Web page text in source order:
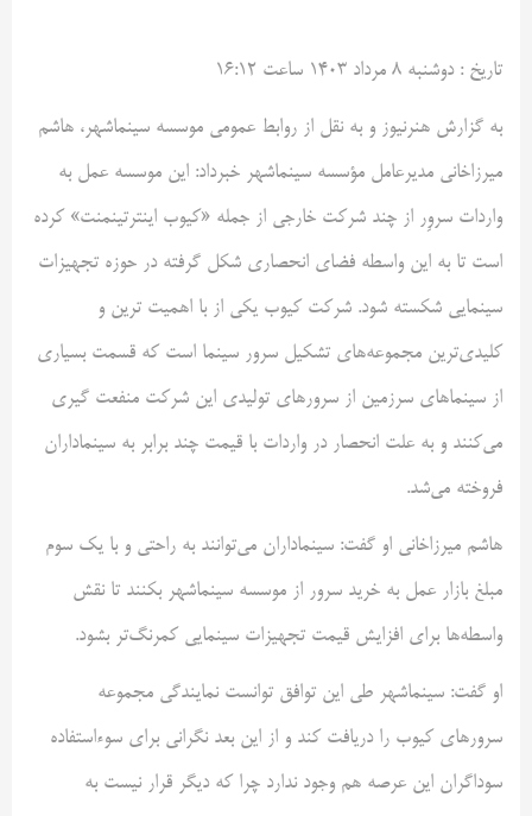
تاريخ : دوشنبه ۸ مرداد ۱۴۰۳ ساعت ۱۶:۱۲
به گزارش هنرنيوز و به نقل از روابط عمومی موسسه سینماشهر، هاشم
میرزاخانی مدیرعامل مؤسسه سینماشهر خبرداد: این موسسه عمل به
واردات سروِر از چند شرکت خارجی از جمله «کیوب اینترتینمنت» کرده
است تا به این واسطه فضای انحصاری شکل گرفته در حوزه تجهیزات
سینمایی شکسته شود. شرکت کیوب یکی از با اهمیت ترین و
کلیدی‌ترین مجموعه‌های تشکیل سرور سینما است که قسمت بسیاری
از سینماهای سرزمین از سرورهای تولیدی این شرکت منفعت گیری
می‌کنند و به علت انحصار در واردات با قیمت چند برابر به سینماداران
فروخته می‌شد.
هاشم میرزاخانی او گفت: سینماداران می‌توانند به راحتی و با یک سوم
مبلغ بازار عمل به خرید سرور از موسسه سینماشهر بکنند تا نقش
واسطه‌ها برای افزایش قیمت تجهیزات سینمایی کمرنگ‌تر بشود.
او گفت: سینماشهر طی این توافق توانست نمایندگی مجموعه
سرورهای کیوب را دریافت کند و از این بعد نگرانی برای سوءاستفاده
سوداگران این عرصه هم وجود ندارد چرا که دیگر قرار نیست به